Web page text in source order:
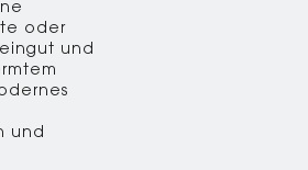
oder
und
und